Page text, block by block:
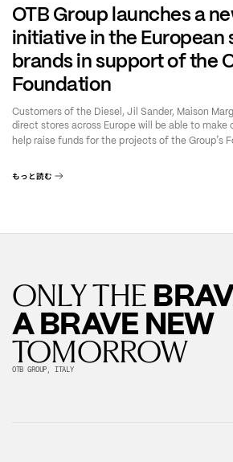
OTB Group launches a
initiative in the European
brands in support of the
Foundation
Customers of the Diesel, Jil Sander, Maison
direct stores across Europe will be able to make
help raise funds for the projects of the Group’s
もっと読む
ONLY THE
A BRAVE NEW
TOMORROW
OTB GROUP, ITALY